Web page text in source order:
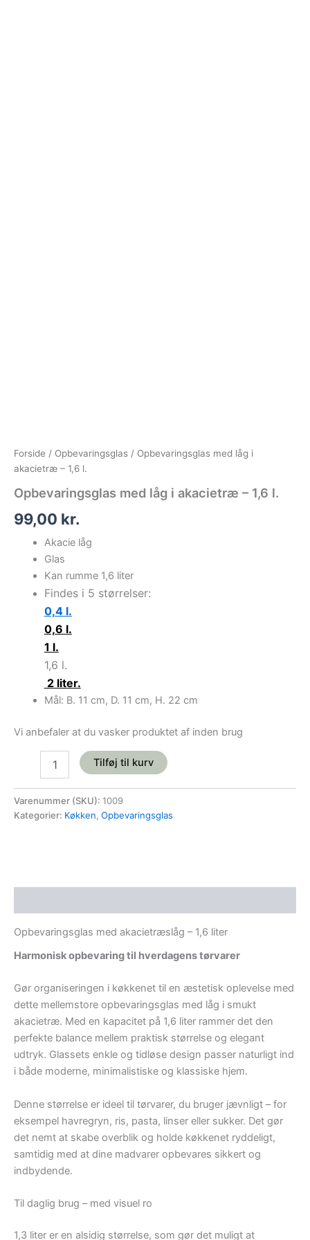
Forside / Opbevaringsglas / Opbevaringsglas med låg i
akacietræ – 1,6 l.
Opbevaringsglas med låg i akacietræ – 1,6 l.
99,00 kr.
Akacie låg
Glas
Kan rumme 1,6 liter
Findes i 5 størrelser:
0,4 l.
0,6 l.
1 l.
1,6 l.
2 liter.
Mål: B. 11 cm, D. 11 cm, H. 22 cm
Vi anbefaler at du vasker produktet af inden brug
Tilføj til kurv
Varenummer (SKU): 1009
Kategorier: Køkken, Opbevaringsglas
Opbevaringsglas med akacietræslåg – 1,6 liter
Harmonisk opbevaring til hverdagens tørvarer
Gør organiseringen i køkkenet til en æstetisk oplevelse med
dette mellemstore opbevaringsglas med låg i smukt
akacietræ. Med en kapacitet på 1,6 liter rammer det den
perfekte balance mellem praktisk størrelse og elegant
udtryk. Glassets enkle og tidløse design passer naturligt ind
i både moderne, minimalistiske og klassiske hjem.
Denne størrelse er ideel til tørvarer, du bruger jævnligt – for
eksempel havregryn, ris, pasta, linser eller sukker. Det gør
det nemt at skabe overblik og holde køkkenet ryddeligt,
samtidig med at dine madvarer opbevares sikkert og
indbydende.
Til daglig brug – med visuel ro
1,3 liter er en alsidig størrelse, som gør det muligt at